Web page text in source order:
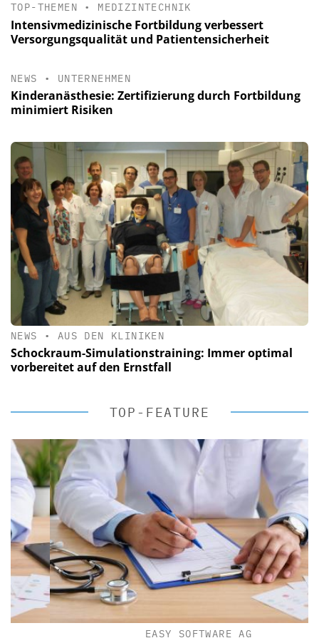
TOP-THEMEN • MEDIZINTECHNIK
Intensivmedizinische Fortbildung verbessert
Versorgungsqualität und Patientensicherheit
NEWS • UNTERNEHMEN
Kinderanästhesie: Zertifizierung durch Fortbildung
minimiert Risiken
NEWS • AUS DEN KLINIKEN
Schockraum-Simulationstraining: Immer optimal
vorbereitet auf den Ernstfall
TOP-FEATURE
EASY SOFTWARE AG